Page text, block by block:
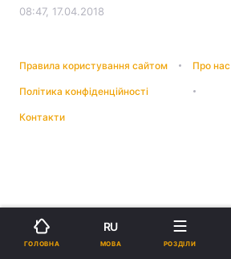
08:47, 17.04.2018
Правила користування сайтом Про нас
Політика конфіденційності
Контакти
ГОЛОВНА
RU
МОВА РОЗДІЛИ